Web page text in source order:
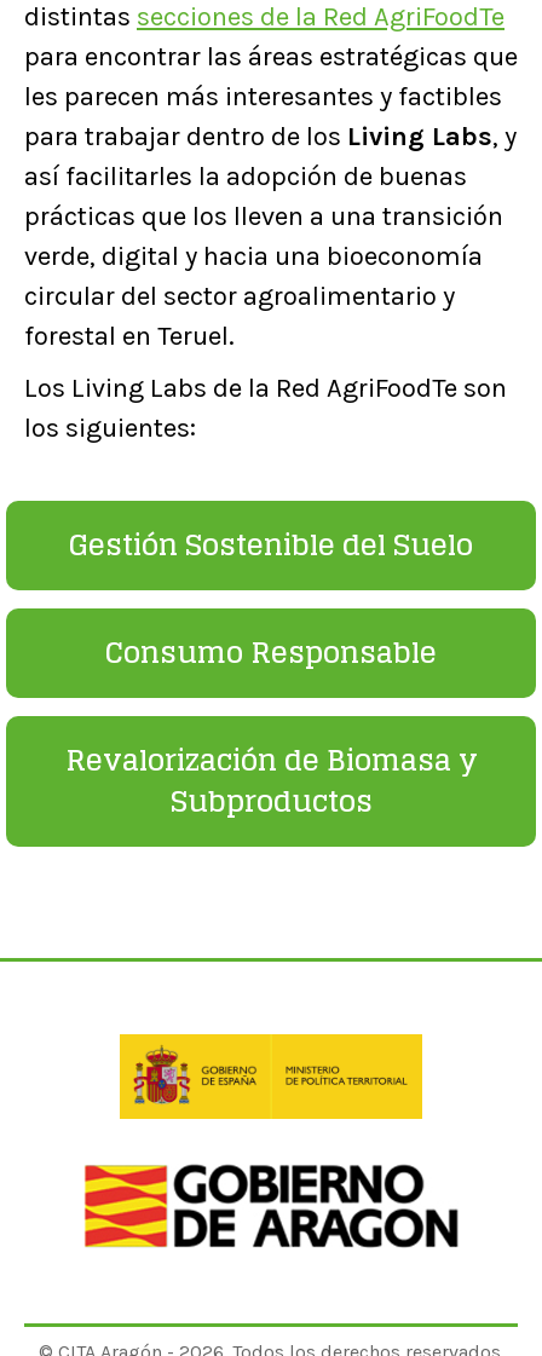
distintas secciones de la Red AgriFoodTe
para encontrar las áreas estratégicas que
les parecen más interesantes y factibles
para trabajar dentro de los Living Labs, y
así facilitarles la adopción de buenas
prácticas que los lleven a una transición
verde, digital y hacia una bioeconomía
circular del sector agroalimentario y
forestal en Teruel.
Los Living Labs de la Red AgriFoodTe son
los siguientes:
Gestión Sostenible del Suelo
Consumo Responsable
Revalorización de Biomasa y
Subproductos